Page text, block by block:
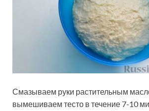
Смазываем руки растительным
вымешиваем тесто в течение 7-10